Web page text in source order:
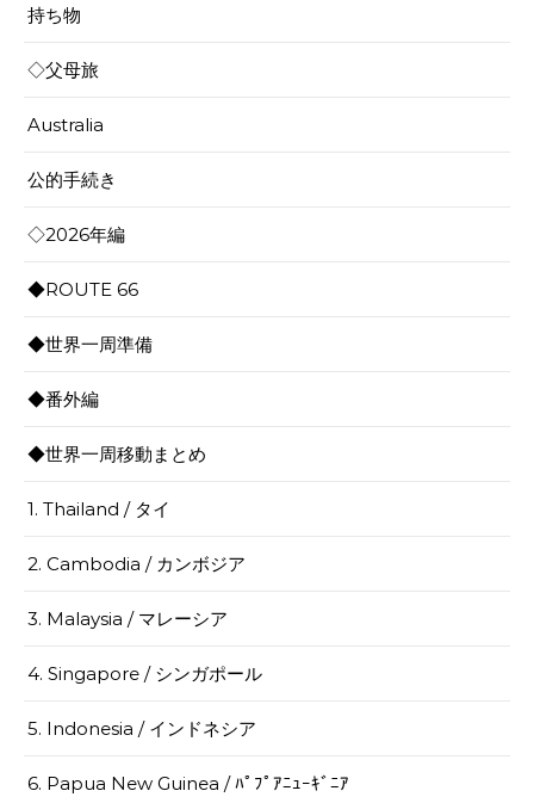
持ち物
◇父母旅
Australia
公的手続き
◇2026年編
◆ROUTE 66
◆世界一周準備
◆番外編
◆世界一周移動まとめ
1. Thailand / タイ
2. Cambodia / カンボジア
3. Malaysia / マレーシア
4. Singapore / シンガポール
5. Indonesia / インドネシア
6. Papua New Guinea / ﾊﾟﾌﾟｱﾆｭｰｷﾞﾆｱ